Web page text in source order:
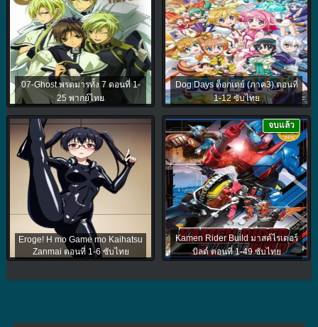
07-Ghost พรตมารทั้ง 7 ตอนที่ 1-
25 พากย์ไทย
Dog Days ด็อกเดย์ (ภาค3) ตอนที่
1-12 ซับไทย
Eroge! H mo Game mo Kaihatsu
Zanmai ตอนที่ 1-6 ซับไทย
Kamen Rider Build มาสค์ไรเดอร์
บิลด์ ตอนที่ 1-49 ซับไทย
จบแล้ว